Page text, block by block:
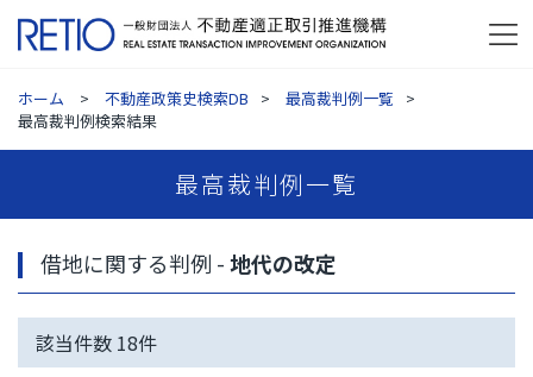
ホーム 不動産政策史検索DB
最高裁判例一覧
最高裁判例検索結果
最高裁判例一覧
借地に関する判例 -地代の改定
該当件数 18件